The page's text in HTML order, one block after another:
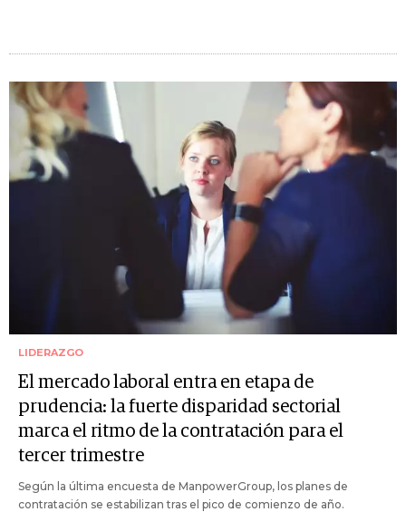
LIDERAZGO
El mercado laboral entra en etapa de
prudencia: la fuerte disparidad sectorial
marca el ritmo de la contratación para el
tercer trimestre
Según la última encuesta de ManpowerGroup, los planes de
contratación se estabilizan tras el pico de comienzo de año.